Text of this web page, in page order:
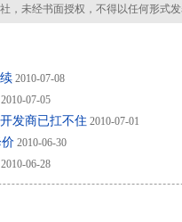
，未经书面授权，不得以任何形式
2010-07-08
2010-07-05
发商已扛不住 2010-07-01
2010-06-30
2010-06-28